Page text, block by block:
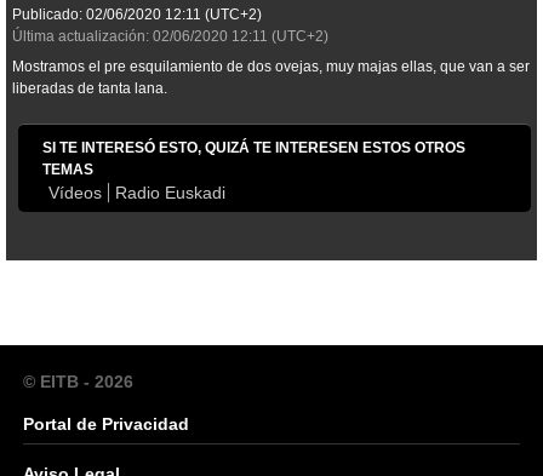
Publicado: 02/06/2020 12:11 (UTC+2)
Última actualización: 02/06/2020 12:11 (UTC+2)
Mostramos el pre esquilamiento de dos ovejas, muy majas ellas, que van a ser
liberadas de tanta lana.
SI TE INTERESÓ ESTO, QUIZÁ TE INTERESEN ESTOS OTROS
TEMAS
Vídeos Radio Euskadi
© EITB - 2026
Portal de Privacidad